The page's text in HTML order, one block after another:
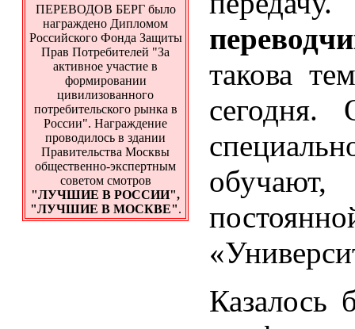
ПЕРЕВОДОВ БЕРГ было
награждено Дипломом
Российского Фонда Защиты
Прав Потребителей "За
активное участие в
формировании
цивилизованного
потребительского рынка в
России". Награждение
проводилось в здании
Правительства Москвы
общественно-экспертным
советом смотров
"ЛУЧШИЕ В РОССИИ",
"ЛУЧШИЕ В МОСКВЕ".
такова
Казалось